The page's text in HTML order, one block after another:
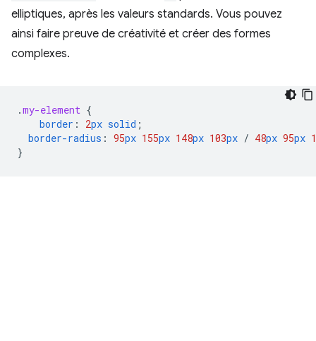
elliptiques, après les valeurs standards. Vous pouvez
ainsi faire preuve de créativité et créer des formes
complexes.
.my-element {
border : 2px solid ;
border-radius : 95px 155px 148px 103px / 48px 95px
}